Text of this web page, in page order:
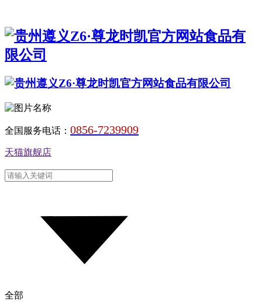
全国服务电话： 0856-7239909
天猫旗舰店
全部